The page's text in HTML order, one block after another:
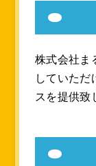
株式会社ま
していただ
スを提供致